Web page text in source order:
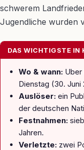
schwerem
Jugendliche wurden
DAS WICHTIGSTE IN
Wo & wann: Uber
Dienstag (30. Juni
Auslöser: ein
der deutschen
Festnahmen:
Jahren.
Verletzte: zwei